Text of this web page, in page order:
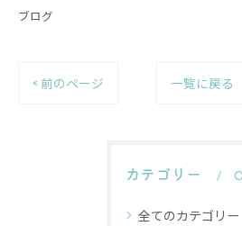
ブログ
< 前のページ 一覧に戻る
カテゴリー
全てのカテゴリー